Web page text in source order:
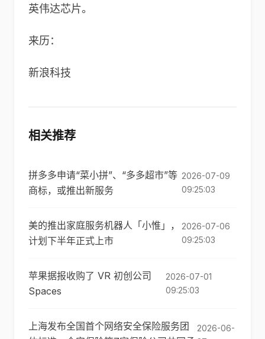
英伟达芯片。
来历：
新浪科技
相关推荐
拼多多申请“菜小拼”、“多多超市”等
商标，或推出新服务
2026-07-09
09:25:03
美的推出家庭服务机器人「小惟」，
计划下半年正式上市
2026-07-06
09:25:03
苹果据报收购了 VR 初创公司
Spaces
2026-07-01
09:25:03
上海发布全国首个网络安全保险服务团
2026-06-